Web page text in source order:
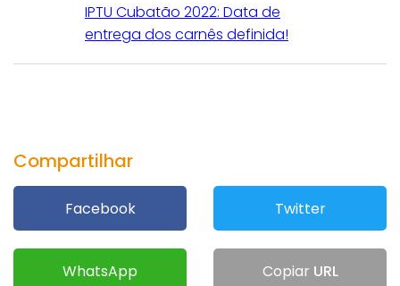
IPTU Cubatão 2022: Data de
entrega dos carnês definida!
Compartilhar
Facebook Twitter
WhatsApp Copiar URL